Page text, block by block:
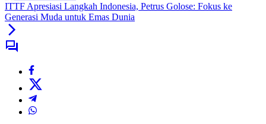
ITTF Apresiasi Langkah Indonesia, Petrus Golose: Fokus ke
Generasi Muda untuk Emas Dunia